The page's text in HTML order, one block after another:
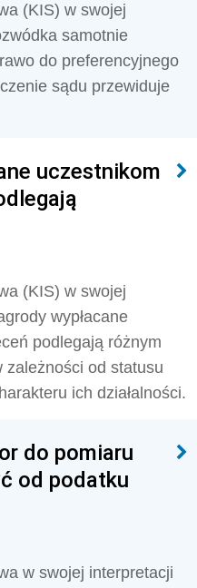
(KIS) w swojej
samotnie
do preferencyjnego
sądu przewiduje
uczestnikom
(KIS) w swojej
wypłacane
podlegają różnym
zależności od statusu
ich działalności.
do pomiaru
od podatku
w swojej interpretacji